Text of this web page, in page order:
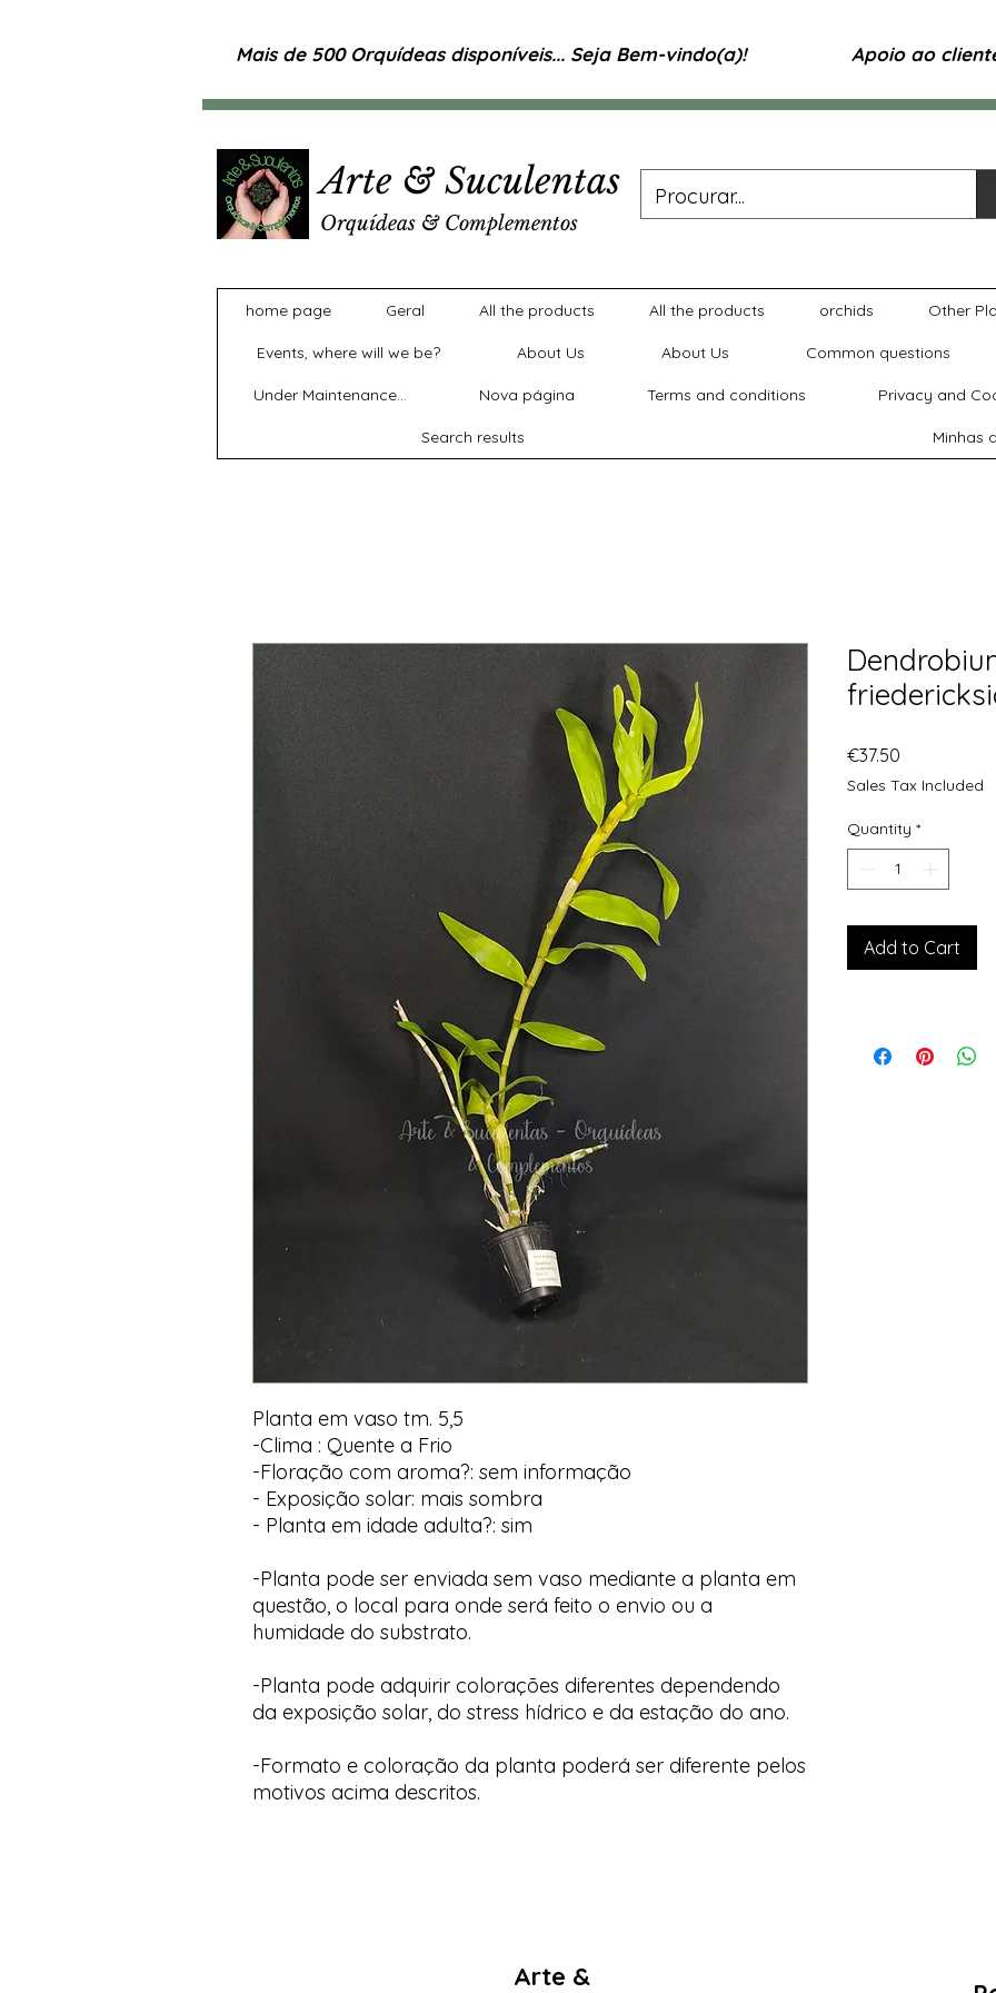
Mais de 500 Orquídeas disponíveis... Seja Bem-vindo(a)! Apoio ao
Arte & Suculentas
Orquídeas & Complementos
home page Geral All the products All the products orchids Other
Events, where will we be? About Us About Us Common questions
Under Maintenance... Nova página Terms and conditions Privacy and
Search results Minhas
Planta em vaso tm. 5,5
-Clima : Quente a Frio
-Floração com aroma?: sem informação
- Exposição solar: mais sombra
- Planta em idade adulta?: sim
-Planta pode ser enviada sem vaso mediante a planta em
questão, o local para onde será feito o envio ou a
humidade do substrato.
-Planta pode adquirir colorações diferentes dependendo
da exposição solar, do stress hídrico e da estação do ano.
-Formato e coloração da planta poderá ser diferente pelos
motivos acima descritos.
€37.50
Sales Tax Included
Quantity *
Add to Cart
Arte &